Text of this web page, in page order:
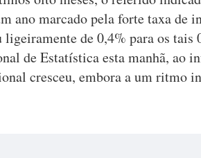
ano marcado pela forte taxa de
de 0,4% para os tais
de Estatística esta manhã, ao
cresceu, embora a um ritmo